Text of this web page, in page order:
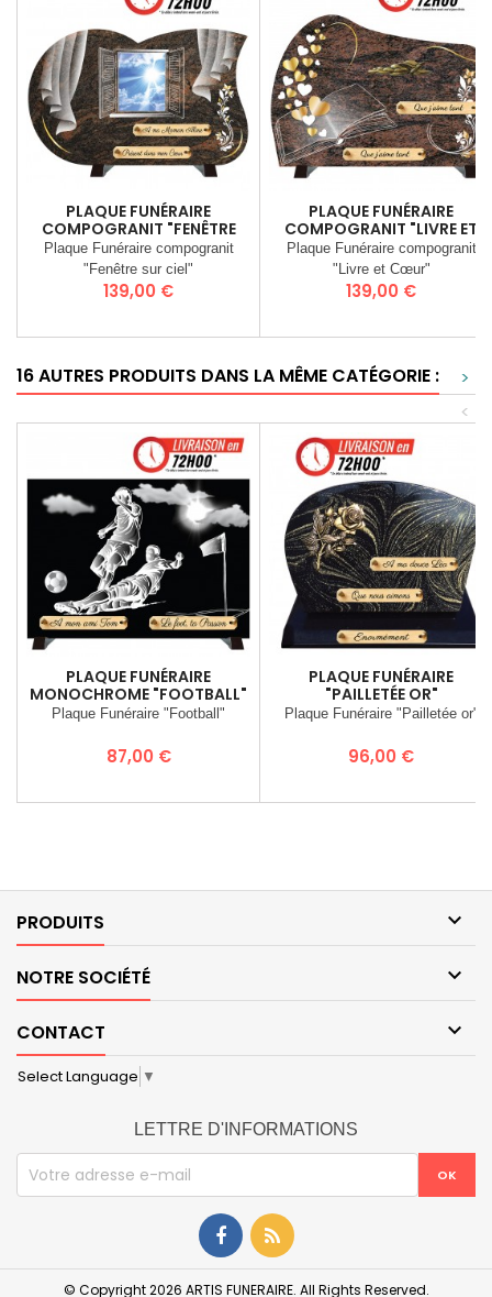
PLAQUE FUNÉRAIRE
COMPOGRANIT "FENÊTRE
SUR LE CIEL"
Plaque Funéraire compogranit
"Fenêtre sur ciel"
Prix
139,00 €
PLAQUE FUNÉRAIRE
COMPOGRANIT "LIVRE ET
CŒUR"
Plaque Funéraire compogranit
"Livre et Cœur"
Prix
139,00 €
16 AUTRES PRODUITS DANS LA MÊME CATÉGORIE :
>
<
PLAQUE FUNÉRAIRE
MONOCHROME "FOOTBALL"
Plaque Funéraire "Football"
Prix
87,00 €
PLAQUE FUNÉRAIRE
"PAILLETÉE OR"
Plaque Funéraire "Pailletée or"
Prix
96,00 €
PRODUITS 
NOTRE SOCIÉTÉ 
CONTACT 
Select Language ▼
LETTRE D'INFORMATIONS
© Copyright 2026 ARTIS FUNERAIRE. All Rights Reserved.